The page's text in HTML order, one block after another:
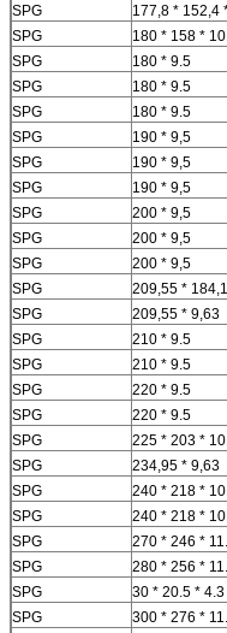
SPG
177,8 * 152,4
SPG
180 * 158 *
SPG
180 * 9.5
SPG
180 * 9.5
SPG
180 * 9.5
SPG
190 * 9,5
SPG
190 * 9,5
SPG
190 * 9,5
SPG
200 * 9,5
SPG
200 * 9,5
SPG
200 * 9,5
SPG
209,55 *
SPG
209,55 * 9,63
SPG
210 * 9.5
SPG
210 * 9.5
SPG
220 * 9.5
SPG
220 * 9.5
SPG
225 * 203 *
SPG
234,95 * 9,63
SPG
240 * 218 *
SPG
240 * 218 *
SPG
270 * 246 *
SPG
280 * 256 *
SPG
30 * 20.5 * 4.3
SPG
300 * 276 *